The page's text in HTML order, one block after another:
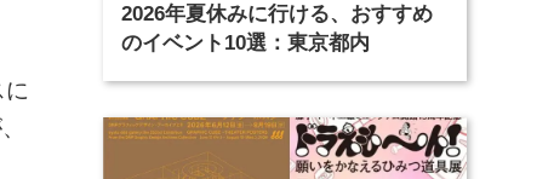
2026年夏休みに行ける、おすすめ
のイベント10選：東京都内